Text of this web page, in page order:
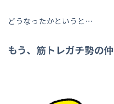
どうなったかというと…
もう、筋トレガチ勢の